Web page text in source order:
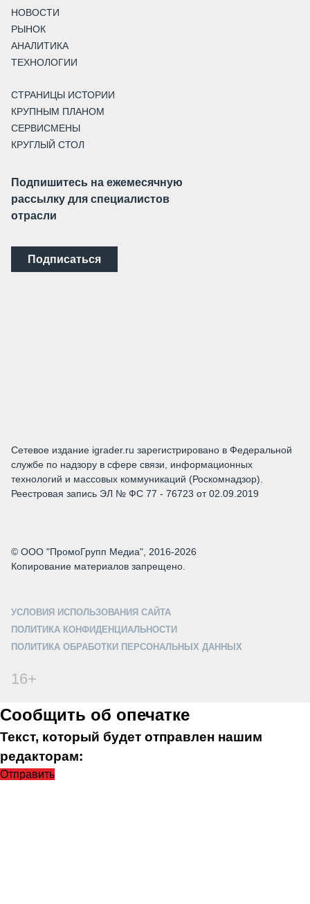
НОВОСТИ
РЫНОК
АНАЛИТИКА
ТЕХНОЛОГИИ
СТРАНИЦЫ ИСТОРИИ
КРУПНЫМ ПЛАНОМ
СЕРВИСМЕНЫ
КРУГЛЫЙ СТОЛ
Подпишитесь на ежемесячную
рассылку для специалистов
отрасли
Подписаться
Сетевое издание igrader.ru зарегистрировано в Федеральной
службе по надзору в сфере связи, информационных
технологий и массовых коммуникаций (Роскомнадзор).
Реестровая запись ЭЛ № ФС 77 - 76723 от 02.09.2019
© ООО "ПромоГрупп Медиа", 2016-2026
Копирование материалов запрещено.
УСЛОВИЯ ИСПОЛЬЗОВАНИЯ САЙТА
ПОЛИТИКА КОНФИДЕНЦИАЛЬНОСТИ
ПОЛИТИКА ОБРАБОТКИ ПЕРСОНАЛЬНЫХ ДАННЫХ
16+
Сообщить об опечатке
Текст, который будет отправлен нашим
редакторам:
Отправить